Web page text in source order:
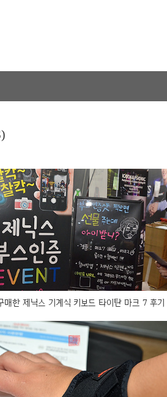
매한 제닉스 기계식 키보드 타이탄 마크 7 후기